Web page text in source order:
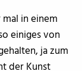
mal in einem
einiges von
ja zum
der Kunst